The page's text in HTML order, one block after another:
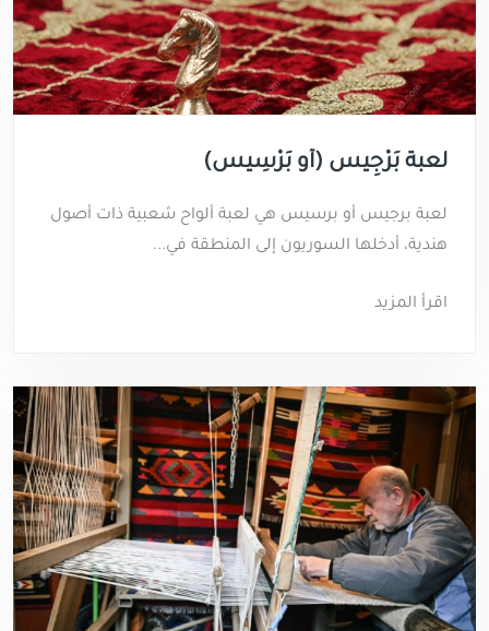
لعبة بَرْجِيس (أو بَرْسِيس)
لعبة برجيس أو برسيس هي لعبة ألواح شعبية ذات أصول
هندية، أدخلها السوريون إلى المنطقة في...
اقرأ المزيد